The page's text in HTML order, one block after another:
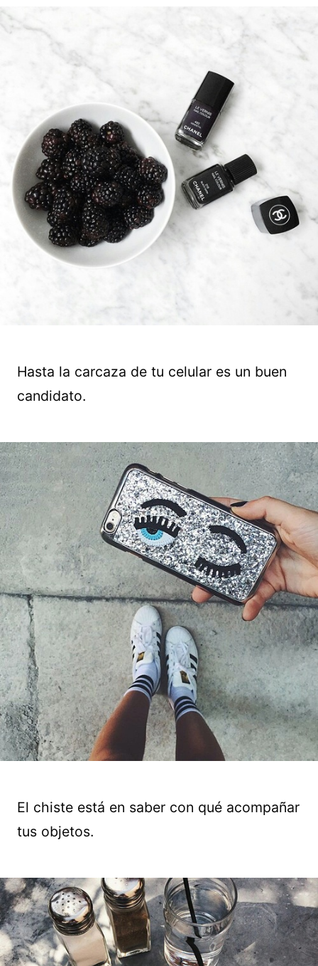
Hasta la carcaza de tu celular es un buen
candidato.
El chiste está en saber con qué acompañar
tus objetos.